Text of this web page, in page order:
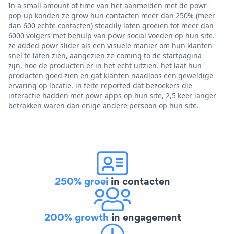
In a small amount of time van het aanmelden met de powr-
pop-up konden ze grow hun contacten meer dan 250% (meer
dan 600 echte contacten) steadily laten groeien tot meer dan
6000 volgers met behulp van powr social voeden op hun site.
ze added powr slider als een visuele manier om hun klanten
snel te laten zien, aangezien ze coming to de startpagina
zijn, hoe de producten er in het echt uitzien. het laat hun
producten goed zien en gaf klanten naadloos een geweldige
ervaring op locatie. in feite reported dat bezoekers die
interactie hadden met powr-apps op hun site, 2,5 keer langer
betrokken waren dan enige andere persoon op hun site.
250% groei in contacten
200% growth in engagement